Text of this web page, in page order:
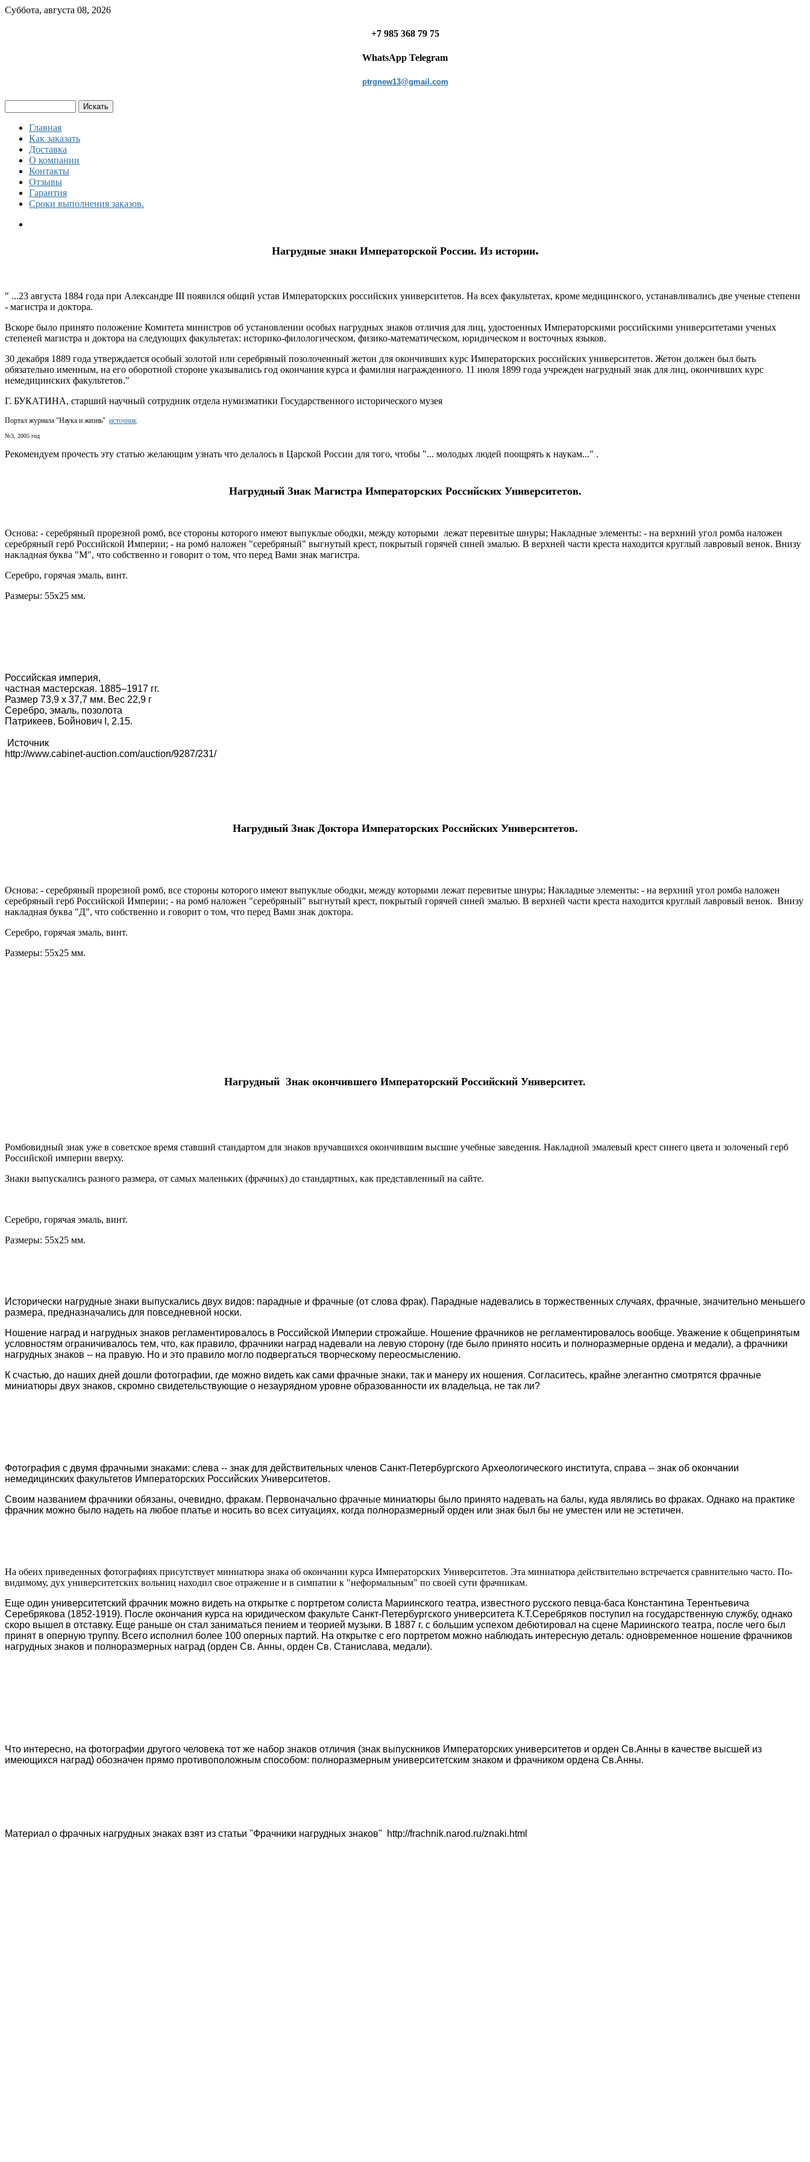
Суббота, августа 08, 2026
+7 985 368 79 75
WhatsApp Telegram
ptrgnew13@gmail.com
Главная
Как заказать
Доставка
О компании
Контакты
Отзывы
Гарантия
Сроки выполнения заказов.
Нагрудные знаки Императорской России. Из истории.
" ...23 августа 1884 года при Александре III появился общий устав Императорских российских университетов. На всех факультетах, кроме медицинского, устанавливались две ученые степени
- магистра и доктора.
Вскоре было принято положение Комитета министров об установлении особых нагрудных знаков отличия для лиц, удостоенных Императорскими российскими университетами ученых
степеней магистра и доктора на следующих факультетах: историко-филологическом, физико-математическом, юридическом и восточных языков.
30 декабря 1889 года утверждается особый золотой или серебряный позолоченный жетон для окончивших курс Императорских российских университетов. Жетон должен был быть
обязательно именным, на его оборотной стороне указывались год окончания курса и фамилия награжденного. 11 июля 1899 года учрежден нагрудный знак для лиц, окончивших курс
немедицинских факультетов."
Г. БУКАТИНА, старший научный сотрудник отдела нумизматики Государственного исторического музея
Портал журнала "Наука и жизнь" источник
№3, 2005 год
Рекомендуем прочесть эту статью желающим узнать что делалось в Царской России для того, чтобы "... молодых людей поощрять к наукам..." .
Нагрудный Знак Магистра Императорских Российских Университетов.
Основа: - серебряный прорезной ромб, все стороны которого имеют выпуклые ободки, между которыми лежат перевитые шнуры; Накладные элементы: - на верхний угол ромба наложен
серебряный герб Российской Империи; - на ромб наложен "серебряный" выгнутый крест, покрытый горячей синей эмалью. В верхней части креста находится круглый лавровый венок. Внизу
накладная буква "М", что собственно и говорит о том, что перед Вами знак магистра.
Серебро, горячая эмаль, винт.
Размеры: 55х25 мм.
Российская империя,
частная мастерская. 1885–1917 гг.
Размер 73,9 х 37,7 мм. Вес 22,9 г
Серебро, эмаль, позолота
Патрикеев, Бойнович I, 2.15.
Источник
http://www.cabinet-auction.com/auction/9287/231/
Нагрудный Знак Доктора Императорских Российских Университетов.
Основа: - серебряный прорезной ромб, все стороны которого имеют выпуклые ободки, между которыми лежат перевитые шнуры; Накладные элементы: - на верхний угол ромба наложен
серебряный герб Российской Империи; - на ромб наложен "серебряный" выгнутый крест, покрытый горячей синей эмалью. В верхней части креста находится круглый лавровый венок. Внизу
накладная буква "Д", что собственно и говорит о том, что перед Вами знак доктора.
Серебро, горячая эмаль, винт.
Размеры: 55х25 мм.
Нагрудный Знак окончившего Императорский Российский Университет.
Ромбовидный знак уже в советское время ставший стандартом для знаков вручавшихся окончившим высшие учебные заведения. Накладной эмалевый крест синего цвета и золоченый герб
Российской империи вверху.
Знаки выпускались разного размера, от самых маленьких (фрачных) до стандартных, как представленный на сайте.
Серебро, горячая эмаль, винт.
Размеры: 55х25 мм.
Исторически нагрудные знаки выпускались двух видов: парадные и фрачные (от слова фрак). Парадные надевались в торжественных случаях, фрачные, значительно меньшего
размера, предназначались для повседневной носки.
Ношение наград и нагрудных знаков регламентировалось в Российской Империи строжайше. Ношение фрачников не регламентировалось вообще. Уважение к общепринятым
условностям ограничивалось тем, что, как правило, фрачники наград надевали на левую сторону (где было принято носить и полноразмерные ордена и медали), а фрачники
нагрудных знаков -- на правую. Но и это правило могло подвергаться творческому переосмыслению.
К счастью, до наших дней дошли фотографии, где можно видеть как сами фрачные знаки, так и манеру их ношения. Согласитесь, крайне элегантно смотрятся фрачные
миниатюры двух знаков, скромно свидетельствующие о незаурядном уровне образованности их владельца, не так ли?
Фотография с двумя фрачными знаками: слева -- знак для действительных членов Санкт-Петербургского Археологического института, справа -- знак об окончании
немедицинских факультетов Императорских Российских Университетов.
Своим названием фрачники обязаны, очевидно, фракам. Первоначально фрачные миниатюры было принято надевать на балы, куда являлись во фраках. Однако на практике
фрачник можно было надеть на любое платье и носить во всех ситуациях, когда полноразмерный орден или знак был бы не уместен или не эстетичен.
На обеих приведенных фотографиях присутствует миниатюра знака об окончании курса Императорских Университетов. Эта миниатюра действительно встречается сравнительно часто. По-
видимому, дух университетских вольниц находил свое отражение и в симпатии к "неформальным" по своей сути фрачникам.
Еще один университетский фрачник можно видеть на открытке с портретом солиста Мариинского театра, известного русского певца-баса Константина Терентьевича
Серебрякова (1852-1919). После окончания курса на юридическом факульте Санкт-Петербургского университета К.Т.Серебряков поступил на государственную службу, однако
скоро вышел в отставку. Еще раньше он стал заниматься пением и теорией музыки. В 1887 г. с большим успехом дебютировал на сцене Мариинского театра, после чего был
принят в оперную труппу. Всего исполнил более 100 оперных партий. На открытке с его портретом можно наблюдать интересную деталь: одновременное ношение фрачников
нагрудных знаков и полноразмерных наград (орден Св. Анны, орден Св. Станислава, медали).
Что интересно, на фотографии другого человека тот же набор знаков отличия (знак выпускников Императорских университетов и орден Св.Анны в качестве высшей из
имеющихся наград) обозначен прямо противоположным способом: полноразмерным университетским знаком и фрачником ордена Св.Анны.
Материал о фрачных нагрудных знаках взят из статьи "Фрачники нагрудных знаков" http://frachnik.narod.ru/znaki.html